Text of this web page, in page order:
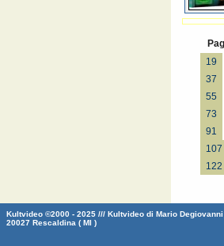
19
37
55
73
91
107
122
Kultvideo ©2000 - 2025 /// Kultvideo di Mario Degiovanni
20027 Rescaldina ( MI )